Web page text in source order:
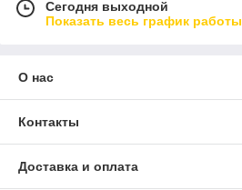
Сегодня выходной
Показать весь график работы
О нас
Контакты
Доставка и оплата